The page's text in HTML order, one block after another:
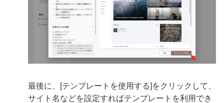
最後に、[テンプレートを使用する]をクリックして、
サイト名などを設定すればテンプレートを利用でき